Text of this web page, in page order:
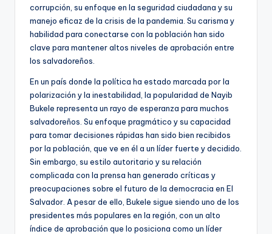
corrupción, su enfoque en la seguridad ciudadana y su
manejo eficaz de la crisis de la pandemia. Su carisma y
habilidad para conectarse con la población han sido
clave para mantener altos niveles de aprobación entre
los salvadoreños.
En un país donde la política ha estado marcada por la
polarización y la inestabilidad, la popularidad de Nayib
Bukele representa un rayo de esperanza para muchos
salvadoreños. Su enfoque pragmático y su capacidad
para tomar decisiones rápidas han sido bien recibidos
por la población, que ve en él a un líder fuerte y decidido.
Sin embargo, su estilo autoritario y su relación
complicada con la prensa han generado críticas y
preocupaciones sobre el futuro de la democracia en El
Salvador. A pesar de ello, Bukele sigue siendo uno de los
presidentes más populares en la región, con un alto
índice de aprobación que lo posiciona como un líder